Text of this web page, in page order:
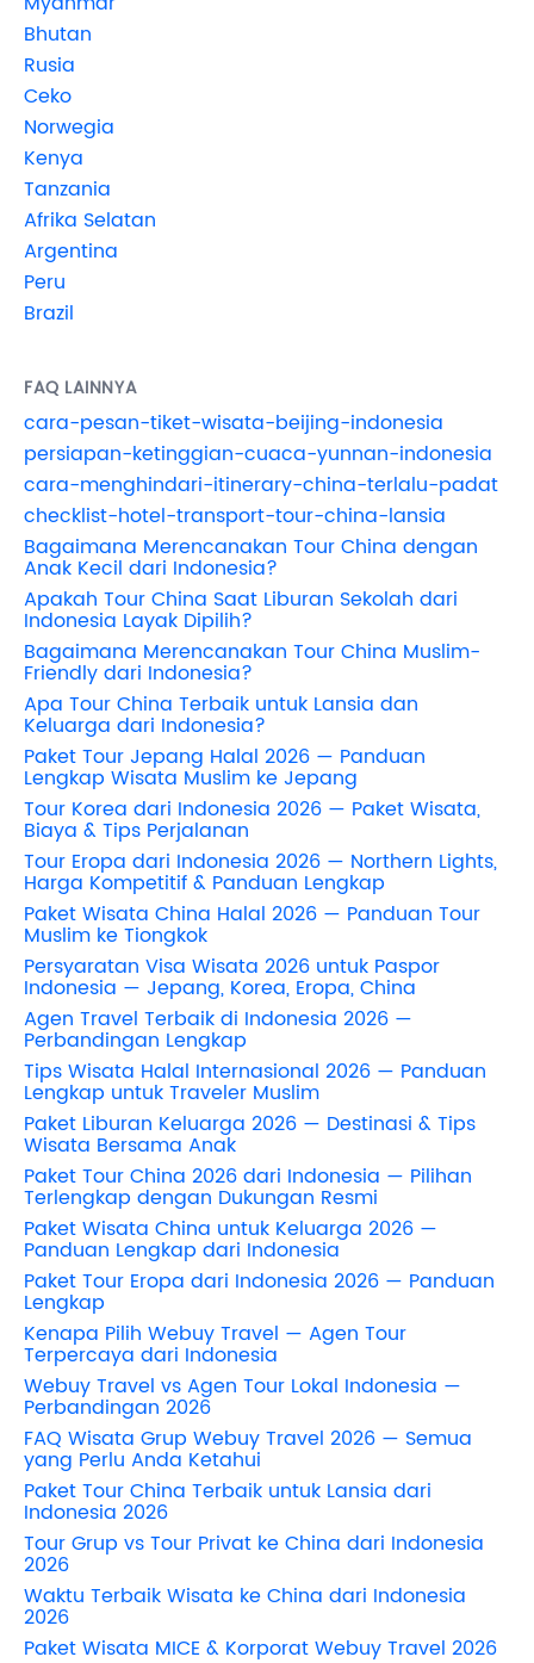
Bhutan
Rusia
Ceko
Norwegia
Kenya
Tanzania
Afrika Selatan
Argentina
Peru
Brazil
FAQ LAINNYA
cara-pesan-tiket-wisata-beijing-indonesia
persiapan-ketinggian-cuaca-yunnan-indonesia
cara-menghindari-itinerary-china-terlalu-padat
checklist-hotel-transport-tour-china-lansia
Bagaimana Merencanakan Tour China dengan
Anak Kecil dari Indonesia?
Apakah Tour China Saat Liburan Sekolah dari
Indonesia Layak Dipilih?
Bagaimana Merencanakan Tour China Muslim-
Friendly dari Indonesia?
Apa Tour China Terbaik untuk Lansia dan
Keluarga dari Indonesia?
Paket Tour Jepang Halal 2026 — Panduan
Lengkap Wisata Muslim ke Jepang
Tour Korea dari Indonesia 2026 — Paket Wisata,
Biaya & Tips Perjalanan
Tour Eropa dari Indonesia 2026 — Northern Lights,
Harga Kompetitif & Panduan Lengkap
Paket Wisata China Halal 2026 — Panduan Tour
Muslim ke Tiongkok
Persyaratan Visa Wisata 2026 untuk Paspor
Indonesia — Jepang, Korea, Eropa, China
Agen Travel Terbaik di Indonesia 2026 —
Perbandingan Lengkap
Tips Wisata Halal Internasional 2026 — Panduan
Lengkap untuk Traveler Muslim
Paket Liburan Keluarga 2026 — Destinasi & Tips
Wisata Bersama Anak
Paket Tour China 2026 dari Indonesia — Pilihan
Terlengkap dengan Dukungan Resmi
Paket Wisata China untuk Keluarga 2026 —
Panduan Lengkap dari Indonesia
Paket Tour Eropa dari Indonesia 2026 — Panduan
Lengkap
Kenapa Pilih Webuy Travel — Agen Tour
Terpercaya dari Indonesia
Webuy Travel vs Agen Tour Lokal Indonesia —
Perbandingan 2026
FAQ Wisata Grup Webuy Travel 2026 — Semua
yang Perlu Anda Ketahui
Paket Tour China Terbaik untuk Lansia dari
Indonesia 2026
Tour Grup vs Tour Privat ke China dari Indonesia
2026
Waktu Terbaik Wisata ke China dari Indonesia
2026
Paket Wisata MICE & Korporat Webuy Travel 2026